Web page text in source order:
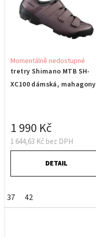
tretry Shimano MTB SH-
XC100 dámská, mahagony
Momentálně nedostupné
1 644,63 Kč bez DPH
1 990 Kč
DETAIL
37 42